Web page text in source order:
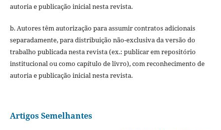
autoria e publicação inicial nesta revista.
b. Autores têm autorização para assumir contratos adicionais
separadamente, para distribuição não-exclusiva da versão do
trabalho publicada nesta revista (ex.: publicar em repositório
institucional ou como capítulo de livro), com reconhecimento de
autoria e publicação inicial nesta revista.
Artigos Semelhantes